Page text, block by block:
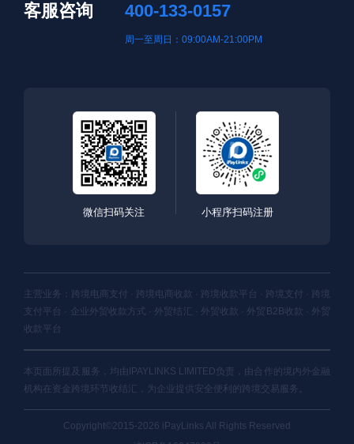
客服咨询 400-133-0157
周一至周日：09:00AM-21:00PM
微信扫码关注 小程序扫码注册
主营业务：跨境电商支付 · 跨境电商收款 · 跨境收款平台 · 跨境支付 · 跨境
支付平台 · 企业外贸收款方式 · 外贸结汇 · 外贸收款 · 外贸B2B收款 · 外贸
收款平台
本页面所提及服务，均由IPAYLINKS LIMITED负责，由合作的境内外金融
机构在资金跨境环节收结汇，为企业提供安全便利的跨境交易服务。
Copyright©2015-2026 iPayLinks All Rights Reserved